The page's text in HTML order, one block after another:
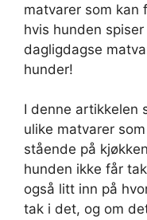
matvarer som kan
hvis hunden
dagligdagse
hunder!
I denne artikkelen
ulike matvarer
stående på
hunden ikke får
også litt inn på
tak i det, og om